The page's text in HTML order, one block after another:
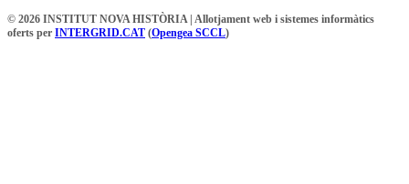
© 2026 INSTITUT NOVA HISTÒRIA | Allotjament web i sistemes informàtics
oferts per INTERGRID.CAT (Opengea SCCL)